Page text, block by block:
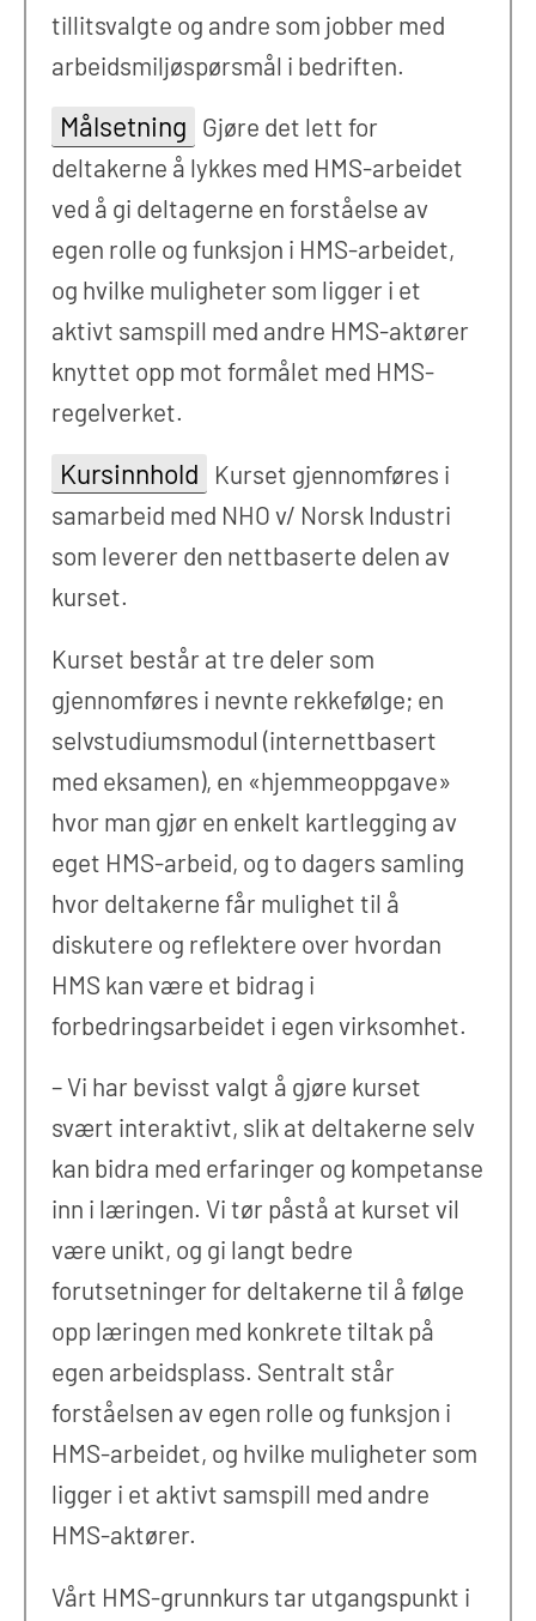
tillitsvalgte og andre som jobber med
arbeidsmiljøspørsmål i bedriften.
Målsetning Gjøre det lett for
deltakerne å lykkes med HMS-arbeidet
ved å gi deltagerne en forståelse av
egen rolle og funksjon i HMS-arbeidet,
og hvilke muligheter som ligger i et
aktivt samspill med andre HMS-aktører
knyttet opp mot formålet med HMS-
regelverket.
Kursinnhold
Kurset gjennomføres i
samarbeid med NHO v/ Norsk Industri
som leverer den nettbaserte delen av
kurset.
Kurset består at tre deler som
gjennomføres i nevnte rekkefølge; en
selvstudiumsmodul (internettbasert
med eksamen), en «hjemmeoppgave»
hvor man gjør en enkelt kartlegging av
eget HMS-arbeid, og to dagers samling
hvor deltakerne får mulighet til å
diskutere og reflektere over hvordan
HMS kan være et bidrag i
forbedringsarbeidet i egen virksomhet.
– Vi har bevisst valgt å gjøre kurset
svært interaktivt, slik at deltakerne selv
kan bidra med erfaringer og kompetanse
inn i læringen. Vi tør påstå at kurset vil
være unikt, og gi langt bedre
forutsetninger for deltakerne til å følge
opp læringen med konkrete tiltak på
egen arbeidsplass. Sentralt står
forståelsen av egen rolle og funksjon i
HMS-arbeidet, og hvilke muligheter som
ligger i et aktivt samspill med andre
HMS-aktører.
Vårt HMS-grunnkurs tar utgangspunkt i